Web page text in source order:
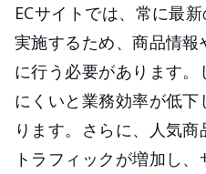
ECサイトでは、常に最
実施するため、商品情
に行う必要があります
にくいと業務効率が低
ります。さらに、人気
トラフィックが増加し